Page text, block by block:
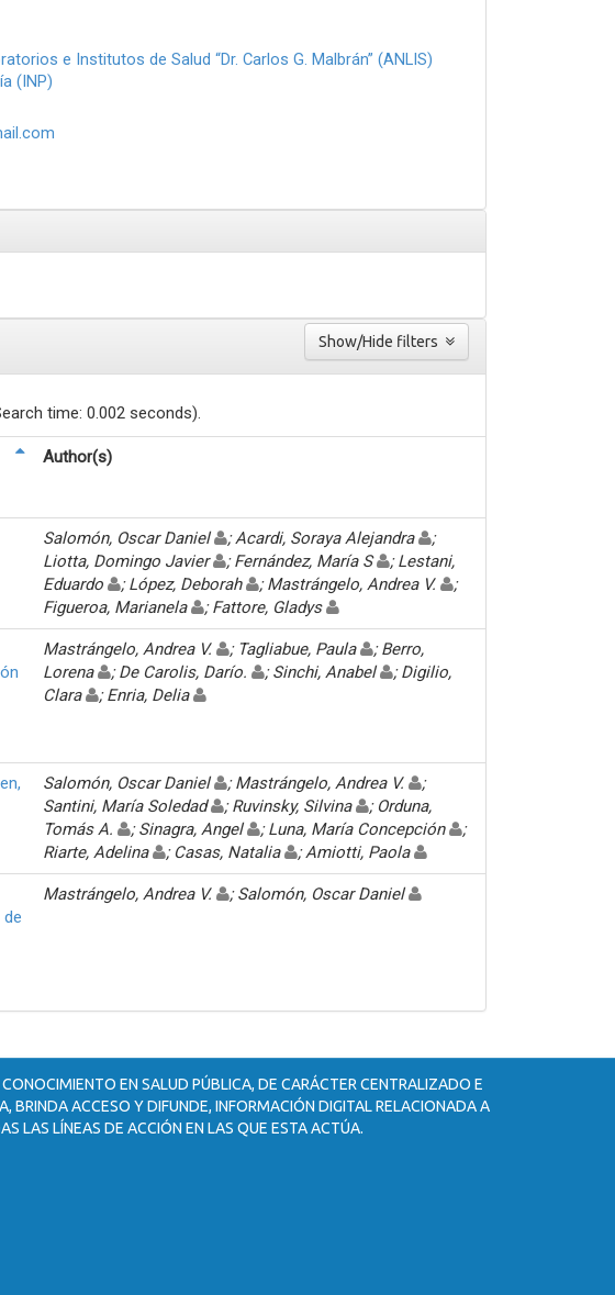
e Institutos de Salud “Dr. Carlos G. Malbrán” (ANLIS)
(INP)
time: 0.002 seconds).
Author(s)
Salomón, Oscar Daniel ; Acardi, Soraya Alejandra
;
Liotta, Domingo Javier
; Fernández, María S
; Lestani,
Eduardo
; López, Deborah ; Mastrángelo, Andrea V.
;
Figueroa, Marianela
; Fattore, Gladys
Mastrángelo, Andrea V. ; Tagliabue, Paula
; Berro,
Lorena
; De Carolis, Darío. ; Sinchi, Anabel
; Digilio,
Clara
; Enria, Delia
Salomón, Oscar Daniel ; Mastrángelo, Andrea V.
;
Santini, María Soledad
; Ruvinsky, Silvina
; Orduna,
Tomás A.
; Sinagra, Angel ; Luna, María Concepción
;
Riarte, Adelina
; Casas, Natalia ; Amiotti, Paola
Mastrángelo, Andrea V. ; Salomón, Oscar Daniel
EN SALUD PÚBLICA, DE CARÁCTER CENTRALIZADO E
BRINDA ACCESO Y DIFUNDE, INFORMACIÓN DIGITAL RELACIONADA A
LAS LÍNEAS DE ACCIÓN EN LAS QUE ESTA ACTÚA.